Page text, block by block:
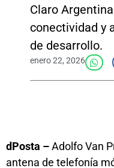
Claro
conectividad y
de desarrollo.
enero 22, 2026
dPosta –Adolfo Van
antena de telefonía